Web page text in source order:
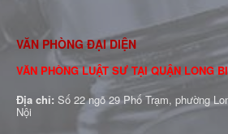
VĂN PHÒNG ĐẠI DIỆN
VĂN PHÒNG LUẬT SƯ TẠI QUẬN LONG
Địa chỉ: Số 22 ngõ 29 Phố Trạm, phường
Nội